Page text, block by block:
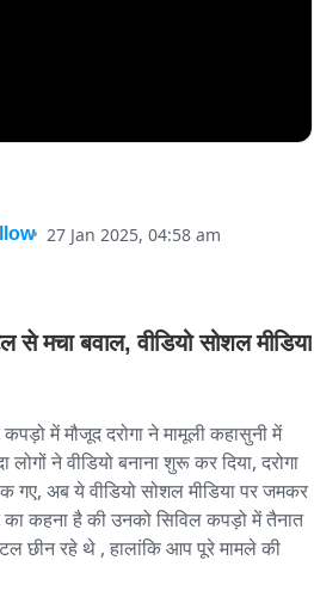
27 Jan 2025, 04:58 am
मचा बवाल, वीडियो सोशल मीडिया
में मौजूद दरोगा ने मामूली कहासुनी में
ने वीडियो बनाना शुरू कर दिया, दरोगा
गए, अब ये वीडियो सोशल मीडिया पर जमकर
कहना है की उनको सिविल कपड़ो में तैनात
छीन रहे थे , हालांकि आप पूरे मामले की